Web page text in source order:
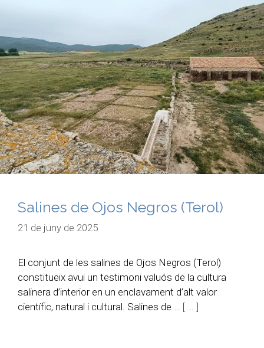
Salines de Ojos Negros (Terol)
21 de juny de 2025
El conjunt de les salines de Ojos Negros (Terol)
constitueix avui un testimoni valuós de la cultura
salinera d’interior en un enclavament d’alt valor
científic, natural i cultural. Salines de … [ … ]